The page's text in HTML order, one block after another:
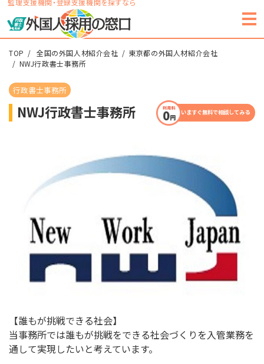
監理支援機関・登録支援機関を探すなら
TOP 全国の外国人材紹介会社
東京都の外国人材紹介会社
NWJ行政書士事務所
行政書士事務所
NWJ行政書士事務所 いますぐ無料で相談してみる
【誰もが挑戦できる社会】
当事務所では誰もが挑戦をできる社会づくりを入管業務を
通して実現したいと考えています。